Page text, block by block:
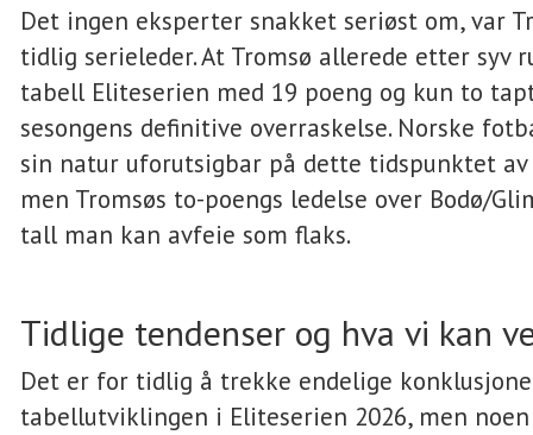
Det ingen eksperter snakket seriøst om, var
tidlig serieleder. At Tromsø allerede etter syv
tabell Eliteserien med 19 poeng og kun to
sesongens definitive overraskelse. Norske
sin natur uforutsigbar på dette tidspunktet av
men Tromsøs to-poengs ledelse over Bodø/
tall man kan avfeie som flaks.
Tidlige tendenser og hva vi kan
Det er for tidlig å trekke endelige
tabellutviklingen i Eliteserien 2026, men